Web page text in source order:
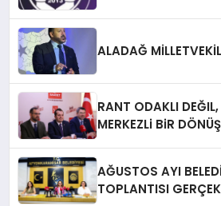
ALADAĞ
RANT ODAKLI
MERKEZLi BiR
AĞUSTOS AYI
TOPLANTISI